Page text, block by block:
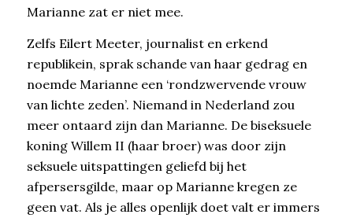
Marianne zat er niet mee.
Zelfs Eilert Meeter, journalist en erkend
republikein, sprak schande van haar gedrag en
noemde Marianne een ‘rondzwervende vrouw
van lichte zeden’. Niemand in Nederland zou
meer ontaard zijn dan Marianne. De biseksuele
koning Willem II (haar broer) was door zijn
seksuele uitspattingen geliefd bij het
afpersersgilde, maar op Marianne kregen ze
geen vat. Als je alles openlijk doet valt er immers